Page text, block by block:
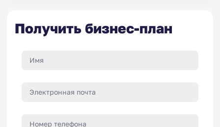
Получить бизнес-план